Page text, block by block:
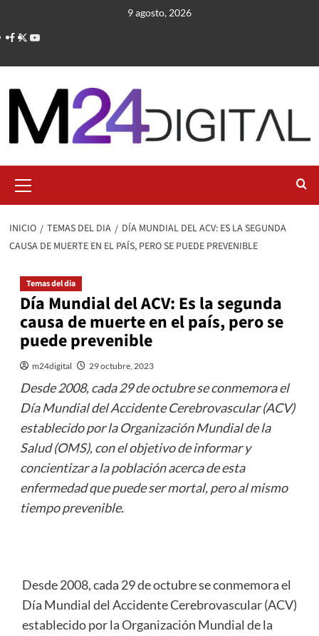
contenido
9 agosto, 2026
primario
INICIO TEMAS DEL DIA
DÍA MUNDIAL DEL ACV: ES LA SEGUNDA
CAUSA DE MUERTE EN EL PAÍS, PERO SE PUEDE PREVENIBLE
Temas del dia
Día Mundial del ACV: Es la segunda
causa de muerte en el país, pero se
puede prevenible
m24digital 29 octubre, 2023
Desde 2008, cada 29 de octubre se conmemora el
Día Mundial del Accidente Cerebrovascular (ACV)
establecido por la Organización Mundial de la
Salud (OMS), con el objetivo de informar y
concientizar a la población acerca de esta
enfermedad que puede ser mortal, pero al mismo
tiempo prevenible.
Desde 2008, cada 29 de octubre se conmemora el
Día Mundial del Accidente Cerebrovascular (ACV)
establecido por la Organización Mundial de la